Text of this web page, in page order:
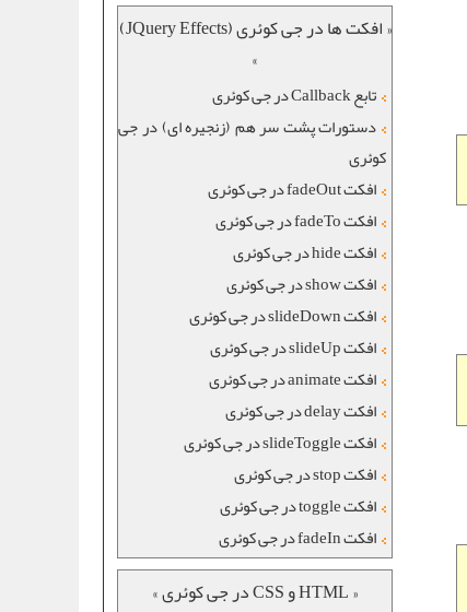
« افکت ها در جی کوئری (JQuery Effects)
»
تابع Callback در جی کوئری
دستورات پشت سر هم (زنجیره ای) در جی
کوئری
افکت fadeOut در جی کوئری
افکت fadeTo در جی کوئری
افکت hide در جی کوئری
افکت show در جی کوئری
افکت slideDown در جی کوئری
افکت slideUp در جی کوئری
افکت animate در جی کوئری
افکت delay در جی کوئری
افکت slideToggle در جی کوئری
افکت stop در جی کوئری
افکت toggle در جی کوئری
افکت fadeIn در جی کوئری
« HTML و CSS در جی کوئری »